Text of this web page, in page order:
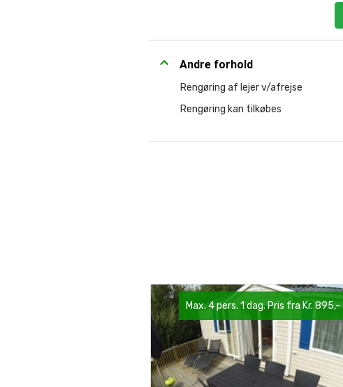
Andre forhold
Rengøring af lejer v/afrejse
Rengøring kan tilkøbes
Max. 4 pers. 1 dag. Pris fra Kr. 895,-